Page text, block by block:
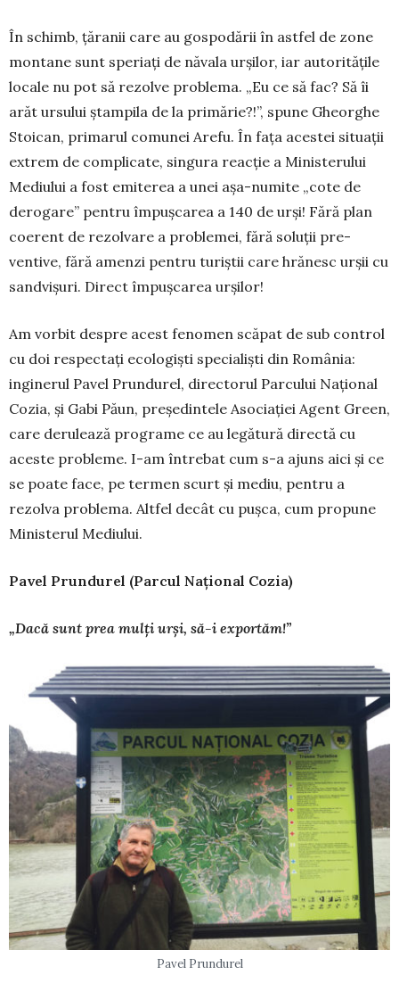
În schimb, țăranii care au gospodării în astfel de zone
montane sunt speriați de năvala urșilor, iar autoritățile
locale nu pot să rezolve problema. „Eu ce să fac? Să îi
arăt ursului ștampila de la pri­mărie?!”, spune Gheorghe
Stoican, primarul co­mu­nei Arefu. În fața acestei situații
extrem de complicate, singura reacție a Ministerului
Mediului a fost emiterea a unei așa-numite „cote de
dero­gare” pentru împușcarea a 140 de urși! Fără plan
coerent de rezolvare a problemei, fără soluții pre­
ventive, fără amenzi pentru turiștii care hrănesc urșii cu
sandvișuri. Direct împușcarea urșilor!
Am vorbit despre acest fenomen scăpat de sub control
cu doi respectați ecologiști specialiști din România:
inginerul Pavel Prundurel, directorul Par­cului Național
Cozia, și Gabi Păun, preșe­din­tele Asociației Agent Green,
care derulează progra­me ce au legătură directă cu
aceste probleme. I-am întrebat cum s-a ajuns aici și ce
se poate face, pe ter­men scurt și mediu, pentru a
rezolva problema. Alt­fel decât cu pușca, cum propune
Ministerul Mediului.
Pavel Prundurel (Parcul Național Cozia)
„Dacă sunt prea mulți urși, să-i exportăm!”
Pavel Prundurel